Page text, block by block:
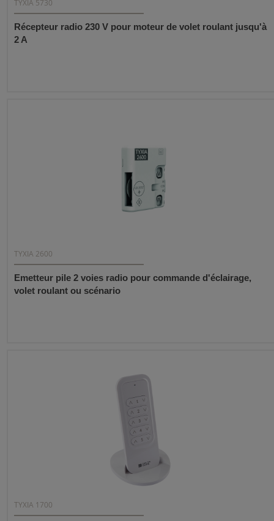
TYXIA 5730
Récepteur radio 230 V pour moteur de volet roulant jusqu'à
2 A
TYXIA 2600
Emetteur pile 2 voies radio pour commande d'éclairage,
volet roulant ou scénario
TYXIA 1700